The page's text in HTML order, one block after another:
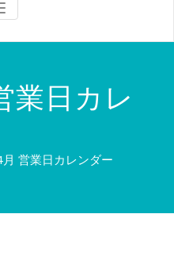
業日カレ
営業日カレンダー